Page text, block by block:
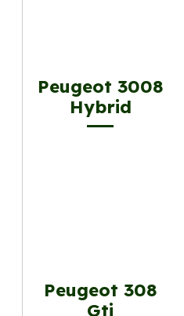
Peugeot 3008
Hybrid
Peugeot 308
Gti